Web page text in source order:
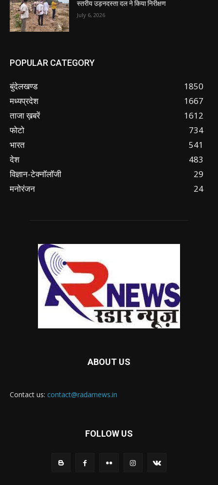
स्तरीय उड़नदस्ता दल ने किया निरीक्षण
July 6, 2026
POPULAR CATEGORY
बुंदेलखण्ड
1850
मध्यप्रदेश
1667
ताजा ख़बरें
1612
फोटो
734
भारत
541
देश
483
विज्ञान-टेक्नॉलॉजी
29
मनोरंजन
24
ABOUT US
Contact us: contact@radarnews.in
FOLLOW US